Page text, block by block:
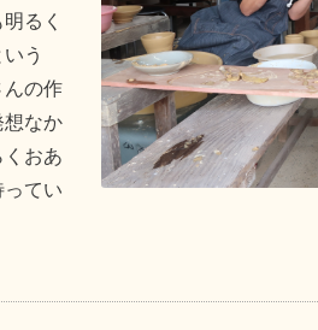
るく
う
んの作
想なか
おあ
てい